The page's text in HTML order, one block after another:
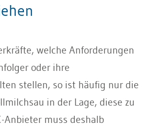
welche Anforderungen
oder ihre
stellen, so ist häufig nur die
in der Lage, diese zu
Anbieter muss deshalb